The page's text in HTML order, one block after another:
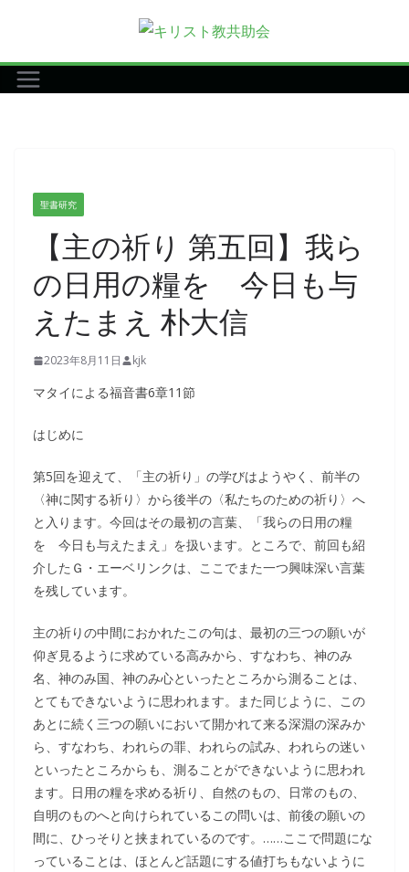
テ
ン
聖書研究
【主の祈り 第五回】我ら
の日用の糧を 今日も与
えたまえ 朴大信
2023年8月11日 kjk
マタイによる福音書6章11節
はじめに
第5回を迎えて、「主の祈り」の学びはようやく、前半の
〈神に関する祈り〉から後半の〈私たちのための祈り〉へ
と入ります。今回はその最初の言葉、「我らの日用の糧
を 今日も与えたまえ」を扱います。ところで、前回も紹
介したＧ・エーベリンクは、ここでまた一つ興味深い言葉
を残しています。
主の祈りの中間におかれたこの句は、最初の三つの願いが
仰ぎ見るように求めている高みから、すなわち、神のみ
名、神のみ国、神のみ心といったところから測ることは、
とてもできないように思われます。また同じように、この
あとに続く三つの願いにおいて開かれて来る深淵の深みか
ら、すなわち、われらの罪、われらの試み、われらの迷い
といったところからも、測ることができないように思われ
ます。日用の糧を求める祈り、自然のもの、日常のもの、
自明のものへと向けられているこの問いは、前後の願いの
間に、ひっそりと挟まれているのです。……ここで問題にな
っていることは、ほとんど話題にする値打ちもないように